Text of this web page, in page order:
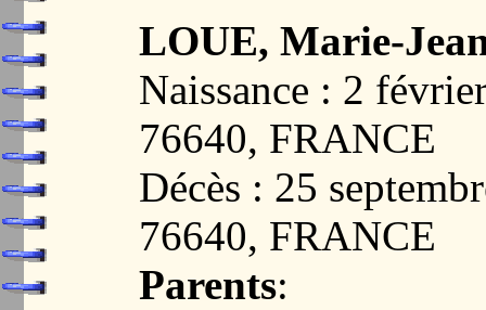
LOUE, Marie-
Naissance : 2
76640, FRANCE
Décès : 25
76640, FRANCE
Parents: